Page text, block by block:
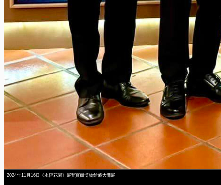
2024年11月16日《永恆花園》展覽寶爾博物館盛大開展